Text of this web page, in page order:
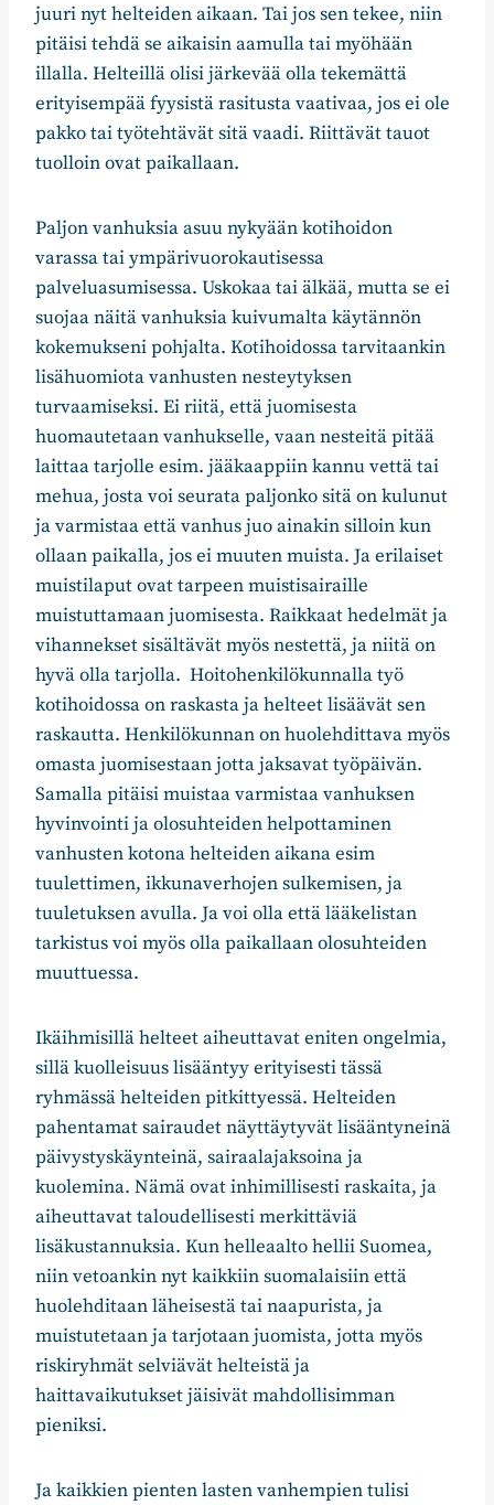
juuri nyt helteiden aikaan. Tai jos sen tekee, niin
pitäisi tehdä se aikaisin aamulla tai myöhään
illalla. Helteillä olisi järkevää olla tekemättä
erityisempää fyysistä rasitusta vaativaa, jos ei ole
pakko tai työtehtävät sitä vaadi. Riittävät tauot
tuolloin ovat paikallaan.
Paljon vanhuksia asuu nykyään kotihoidon
varassa tai ympärivuorokautisessa
palveluasumisessa. Uskokaa tai älkää, mutta se ei
suojaa näitä vanhuksia kuivumalta käytännön
kokemukseni pohjalta. Kotihoidossa tarvitaankin
lisähuomiota vanhusten nesteytyksen
turvaamiseksi. Ei riitä, että juomisesta
huomautetaan vanhukselle, vaan nesteitä pitää
laittaa tarjolle esim. jääkaappiin kannu vettä tai
mehua, josta voi seurata paljonko sitä on kulunut
ja varmistaa että vanhus juo ainakin silloin kun
ollaan paikalla, jos ei muuten muista. Ja erilaiset
muistilaput ovat tarpeen muistisairaille
muistuttamaan juomisesta. Raikkaat hedelmät ja
vihannekset sisältävät myös nestettä, ja niitä on
hyvä olla tarjolla. Hoitohenkilökunnalla työ
kotihoidossa on raskasta ja helteet lisäävät sen
raskautta. Henkilökunnan on huolehdittava myös
omasta juomisestaan jotta jaksavat työpäivän.
Samalla pitäisi muistaa varmistaa vanhuksen
hyvinvointi ja olosuhteiden helpottaminen
vanhusten kotona helteiden aikana esim
tuulettimen, ikkunaverhojen sulkemisen, ja
tuuletuksen avulla. Ja voi olla että lääkelistan
tarkistus voi myös olla paikallaan olosuhteiden
muuttuessa.
Ikäihmisillä helteet aiheuttavat eniten ongelmia,
sillä kuolleisuus lisääntyy erityisesti tässä
ryhmässä helteiden pitkittyessä. Helteiden
pahentamat sairaudet näyttäytyvät lisääntyneinä
päivystyskäynteinä, sairaalajaksoina ja
kuolemina. Nämä ovat inhimillisesti raskaita, ja
aiheuttavat taloudellisesti merkittäviä
lisäkustannuksia. Kun helleaalto hellii Suomea,
niin vetoankin nyt kaikkiin suomalaisiin että
huolehditaan läheisestä tai naapurista, ja
muistutetaan ja tarjotaan juomista, jotta myös
riskiryhmät selviävät helteistä ja
haittavaikutukset jäisivät mahdollisimman
pieniksi.
Ja kaikkien pienten lasten vanhempien tulisi